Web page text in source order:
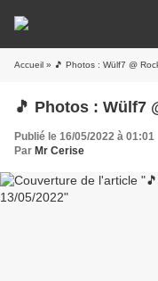
Accueil » 🎵 Photos : Wülf7 @
🎵 Photos : Wülf7
Publié le 16/05/2022 à 01:01
Par Mr Cerise